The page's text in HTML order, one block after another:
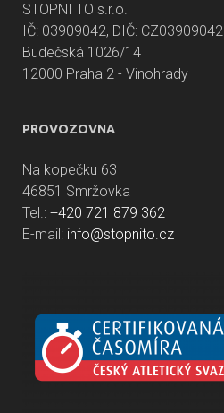
STOPNI TO s.r.o.
IČ: 03909042, DIČ: CZ03909042
Budečská 1026/14
12000 Praha 2 - Vinohrady
PROVOZOVNA
Na kopečku 63
46851 Smržovka
Tel.: +420 721 879 362
E-mail: info@stopnito.cz